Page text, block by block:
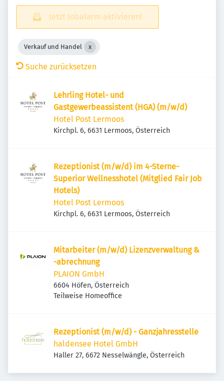
Jetzt Jobalarm aktivieren!
Verkauf und Handel
Suche zurücksetzen
Lehrling Hotel- und
Gastgewerbeassistent (HGA) (m/w/d)
Hotel Post Lermoos
Kirchpl. 6, 6631 Lermoos, Österreich
Rezeptionist (m/w/d) im 4-Sterne-
Superior Wellnesshotel (Mitglied Fair Job
Hotels)
Hotel Post Lermoos
Kirchpl. 6, 6631 Lermoos, Österreich
Mitarbeiter (m/w/d) Lizenzverwaltung &
-abrechnung
PLAION GmbH
6604 Höfen, Österreich
Teilweise Homeoffice
Rezeptionist (m/w/d) - Ganzjahresstelle
haldensee Hotel GmbH
Haller 27, 6672 Nesselwängle, Österreich